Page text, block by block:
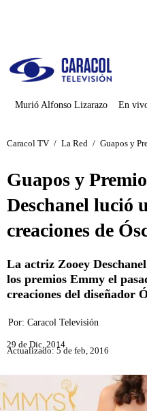
Murió Alfonso Lizarazo En
Caracol TV / La Red / Guapos y
Guapos y
Deschanel lució
creaciones de
La actriz Zooey
los premios Emmy el
creaciones del diseñador
Por: Caracol Televisión
29 de Dic, 2014
Actualizado: 5 de feb, 2016